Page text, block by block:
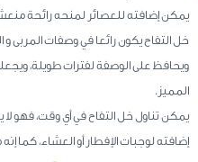
يمكن إضافته للعصائر لمنحه رائحة
خل التفاح يكون رائعا في وصفات المربى
ويحافظ على الوصفة لفترات طويلة،
المميز.
يمكن تناول خل التفاح في أي وقت، فهو
إضافته لوجبات الإفطار أو العشاء، كما